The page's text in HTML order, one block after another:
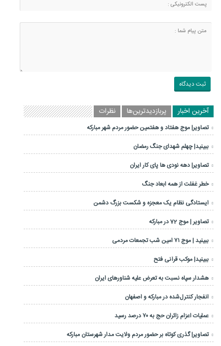
آخرین اخبار پربازدیدترین‌ها نظرات
تصاویر| موج هفتاد و هفتمین حضور مردم شهر مبارکه
ببینید| چهلم شهدای جنگ رمضان
تصاویر| دهه نودی ها پای کار ایران
خطر غفلت از همه ابعاد جنگ
ایستادگی نظام یک معجزه و شکست بزرگ دشمن
تصاویر | موج 72 در مبارکه
ببینید | موج ۷۱ امین شب تجمعات مردمی
ببینید| موکب قرآنی فتح
هشدار سپاه نسبت به تعرض علیه شناورهای ایران
انفجار کنترل‌شده در مبارکه و اصفهان
عملیات اعزام زائران حج به ۷۰ درصد رسید
تصاویر| گذری کوتاه بر حضور مردم ولایت مدار شهرستان مبارکه